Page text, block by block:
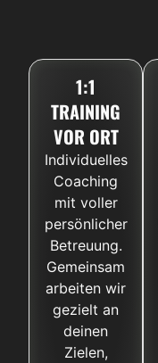
1:1
TRAINING
VOR ORT
Individuelles
Coaching
mit voller
persönlicher
Betreuung.
Gemeinsam
arbeiten wir
gezielt an
deinen
Zielen,